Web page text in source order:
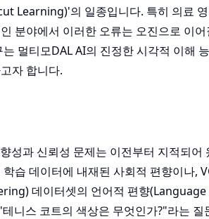
Learning)'의 일종입니다. 특히 의료
분야에서 이러한 오류는 오진으로 이
멀티모DAL AI의 진정한 시각적 이해
자 합니다.
성과 신뢰성 문제는 이전부터 지적되어
습 데이터에 내재된 사회적 편향이나,
데이터셋의 언어적 편향
니스 코트의 색상은 무엇인가?"라는